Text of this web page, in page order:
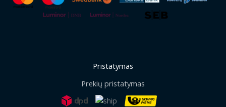
Pristatymas
Prekių pristatymas